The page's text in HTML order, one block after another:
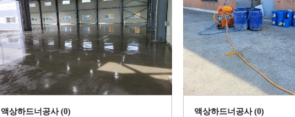
액상하드너공사 (0) 액상하드너공사 (0)